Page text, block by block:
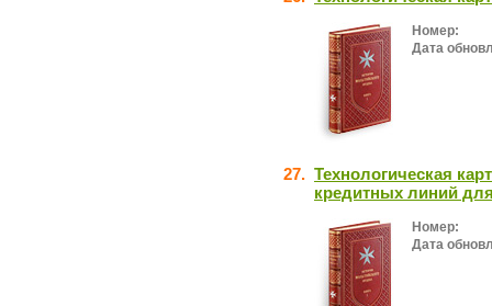
Номер:
Дата
27. Технологическая
кредитных линий
Номер:
Дата